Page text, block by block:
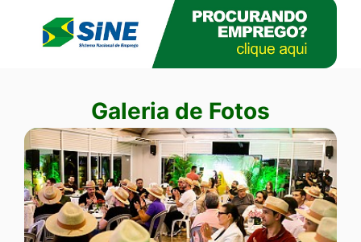
Seção Galeria de Fotos
Galeria de Fotos